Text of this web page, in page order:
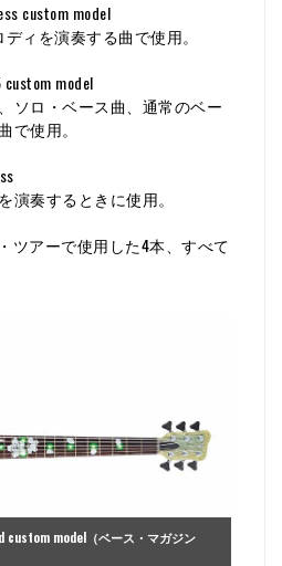
custom model
ィを演奏する曲で使用。
model
ソロ・ベース曲、通常のベー
で使用。
演奏するときに使用。
ツアーで使用した4本、すべて
model（ベース・マガジン